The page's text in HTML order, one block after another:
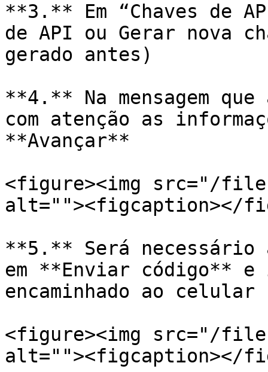
**3.** Em “Chaves de
de API ou Gerar nova
gerado antes)
**4.** Na mensagem
com atenção as
**Avançar**
<figure><img src="/
alt=""><figcaption></
**5.** Será
em **Enviar código** e
encaminhado ao celular
<figure><img src="/
alt=""><figcaption></